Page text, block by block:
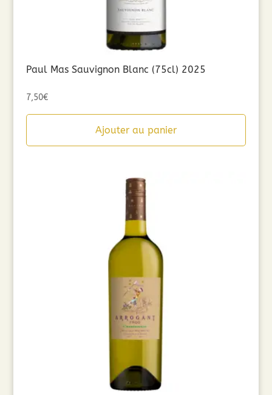
Paul Mas Sauvignon Blanc (75cl) 2025
7,50€
Ajouter au panier